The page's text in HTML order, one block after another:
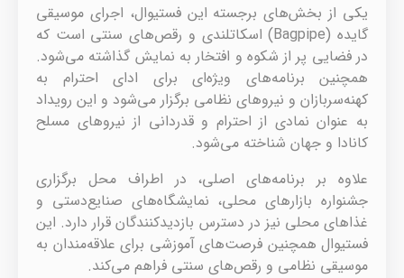
یکی از بخش‌های برجسته این فستیوال، اجرای موسیقی
گایده (Bagpipe) اسکاتلندی و رقص‌های سنتی است که
در فضایی پر از شکوه و افتخار به نمایش گذاشته می‌شود.
همچنین برنامه‌های ویژه‌ای برای ادای احترام به
کهنه‌سربازان و نیروهای نظامی برگزار می‌شود و این رویداد
به عنوان نمادی از احترام و قدردانی از نیروهای مسلح
کانادا و جهان شناخته می‌شود.
علاوه بر برنامه‌های اصلی، در اطراف محل برگزاری
جشنواره بازارهای محلی، نمایشگاه‌های صنایع‌دستی و
غذاهای محلی نیز در دسترس بازدیدکنندگان قرار دارد. این
فستیوال همچنین فرصت‌های آموزشی برای علاقه‌مندان به
موسیقی نظامی و رقص‌های سنتی فراهم می‌کند.